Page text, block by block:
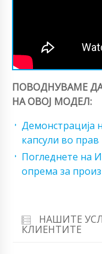
ПОВОДНУВАМЕ
НА ОВОЈ МОДЕЛ:
Демонстрација
капсули во прав
Погледнете на
опрема за
НАШИТЕ
КЛИЕНТИТЕ